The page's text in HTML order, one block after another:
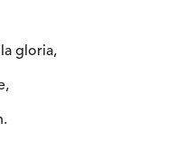
gloria,